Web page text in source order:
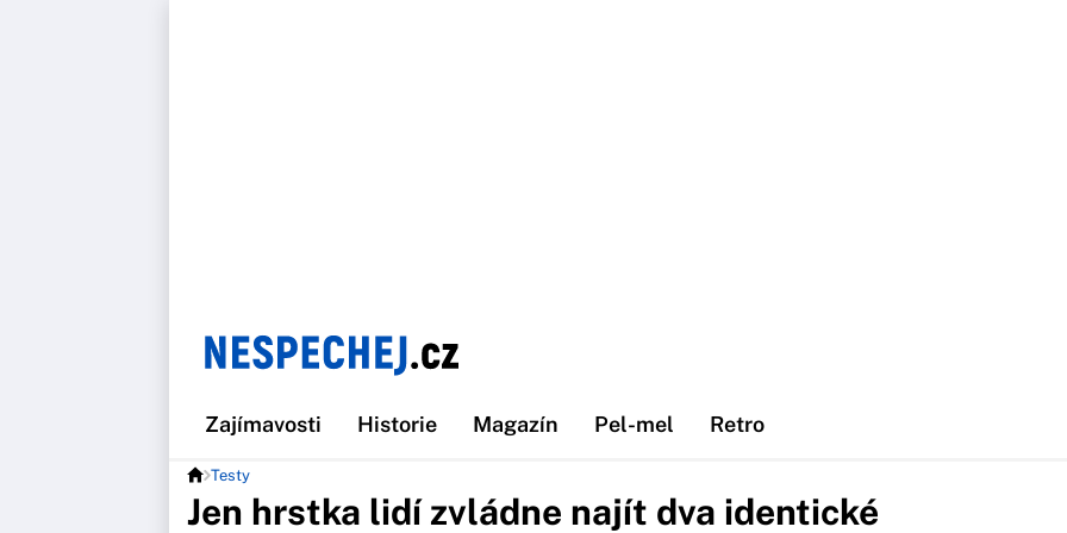
Zajímavosti Historie Magazín Pel-mel Retro
Testy
Jen hrstka lidí zvládne najít dva identické